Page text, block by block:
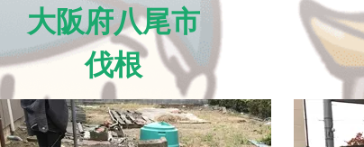
大阪府八尾市
伐根